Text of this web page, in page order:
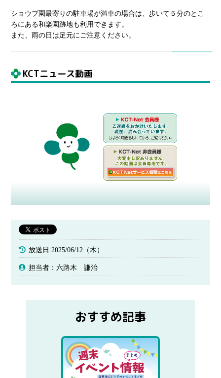
ショウブ園最寄りの駐車場が満車の場合は、歩いて５分のとこ
ろにある和楽園跡地も利用できます。
また、雨の日は足元にご注意ください。
KCTニュース動画
放送日:2025/06/12（木）
担当者：六路木 謙治
おすすめ記事